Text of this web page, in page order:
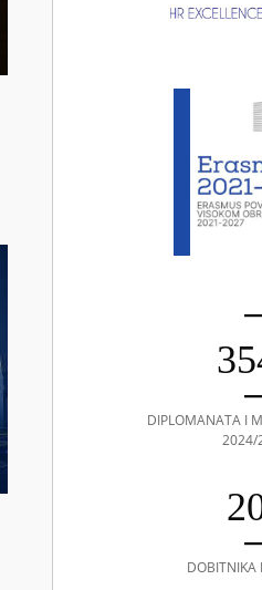
DIPLOMANATA I
2024/
DOBITNIKA